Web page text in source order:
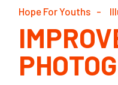
Hope For Youths